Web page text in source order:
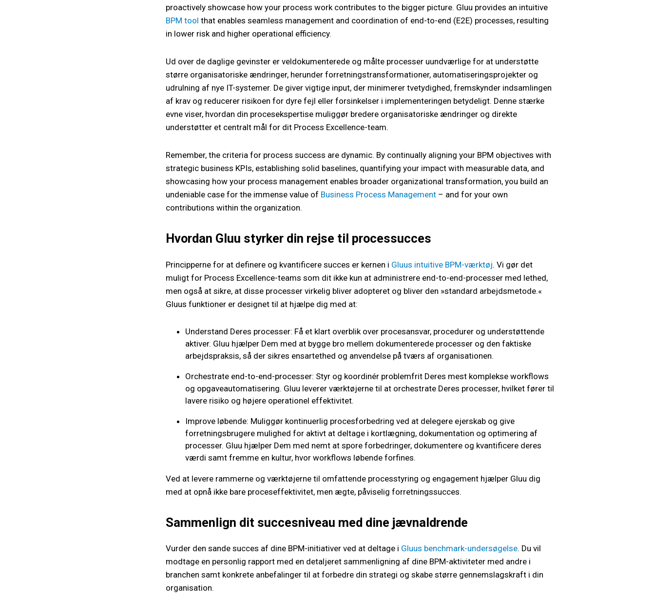
proactively showcase how your process work contributes to the bigger picture. Gluu provides an intuitive
BPM tool that enables seamless management and coordination of end-to-end (E2E) processes, resulting
in lower risk and higher operational efficiency.
Ud over de daglige gevinster er veldokumenterede og målte processer uundværlige for at understøtte
større organisatoriske ændringer, herunder forretningstransformationer, automatiseringsprojekter og
udrulning af nye IT-systemer. De giver vigtige input, der minimerer tvetydighed, fremskynder indsamlingen
af krav og reducerer risikoen for dyre fejl eller forsinkelser i implementeringen betydeligt. Denne stærke
evne viser, hvordan din procesekspertise muliggør bredere organisatoriske ændringer og direkte
understøtter et centralt mål for dit Process Excellence-team.
Remember, the criteria for process success are dynamic. By continually aligning your BPM objectives with
strategic business KPIs, establishing solid baselines, quantifying your impact with measurable data, and
showcasing how your process management enables broader organizational transformation, you build an
undeniable case for the immense value of Business Process Management – and for your own
contributions within the organization.
Hvordan Gluu styrker din rejse til processucces
Principperne for at definere og kvantificere succes er kernen i Gluus intuitive BPM-værktøj. Vi gør det
muligt for Process Excellence-teams som dit ikke kun at administrere end-to-end-processer med lethed,
men også at sikre, at disse processer virkelig bliver adopteret og bliver den »standard arbejdsmetode.«
Gluus funktioner er designet til at hjælpe dig med at:
Understand Deres processer: Få et klart overblik over procesansvar, procedurer og understøttende
aktiver. Gluu hjælper Dem med at bygge bro mellem dokumenterede processer og den faktiske
arbejdspraksis, så der sikres ensartethed og anvendelse på tværs af organisationen.
Orchestrate end-to-end-processer: Styr og koordinér problemfrit Deres mest komplekse workflows
og opgaveautomatisering. Gluu leverer værktøjerne til at orchestrate Deres processer, hvilket fører til
lavere risiko og højere operationel effektivitet.
Improve løbende: Muliggør kontinuerlig procesforbedring ved at delegere ejerskab og give
forretningsbrugere mulighed for aktivt at deltage i kortlægning, dokumentation og optimering af
processer. Gluu hjælper Dem med nemt at spore forbedringer, dokumentere og kvantificere deres
værdi samt fremme en kultur, hvor workflows løbende forfines.
Ved at levere rammerne og værktøjerne til omfattende processtyring og engagement hjælper Gluu dig
med at opnå ikke bare proceseffektivitet, men ægte, påviselig forretningssucces.
Sammenlign dit succesniveau med dine jævnaldrende
Vurder den sande succes af dine BPM-initiativer ved at deltage i Gluus benchmark-undersøgelse. Du vil
modtage en personlig rapport med en detaljeret sammenligning af dine BPM-aktiviteter med andre i
branchen samt konkrete anbefalinger til at forbedre din strategi og skabe større gennemslagskraft i din
organisation.